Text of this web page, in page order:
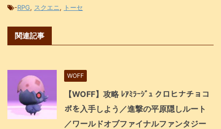
-RPG, スクエニ , トーセ
関連記事
WOFF
【WOFF】攻略 ﾚｱﾐﾗｰｼﾞｭ クロヒナチョコ
ボを入手しよう／進撃の平原隠しルート
／ワールドオブファイナルファンタジー